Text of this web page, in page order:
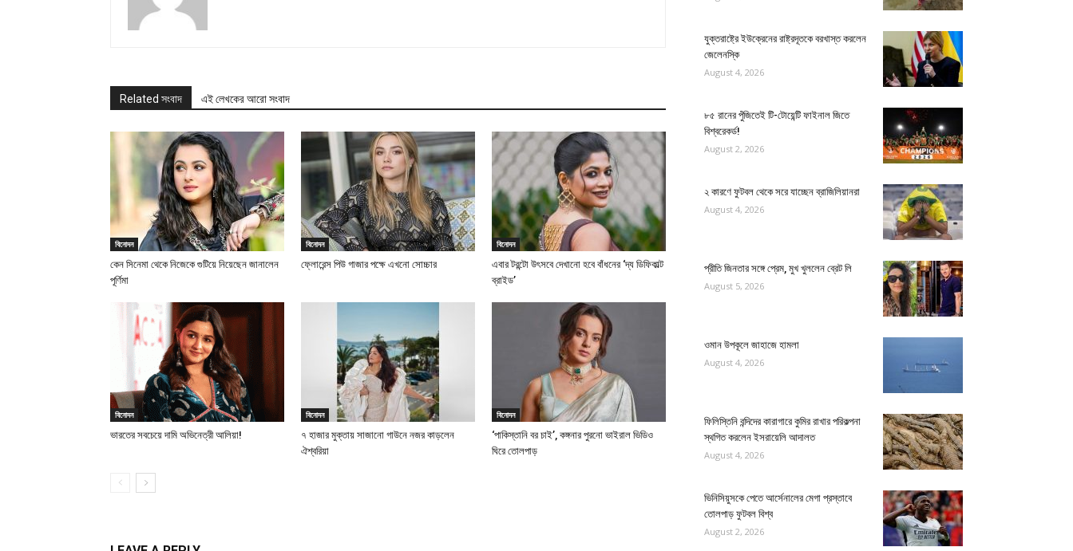
Related সংবাদ এই লেখকের আরো সংবাদ
বিনোদন
কেন সিনেমা থেকে নিজেকে গুটিয়ে নিয়েছেন জানালেন
পূর্ণিমা
বিনোদন
ফ্লোরেন্স পিউ গাজার পক্ষে এখনো সোচ্চার
বিনোদন
এবার টরন্টো উৎসবে দেখানো হবে বাঁধনের ‘দ্য ডিফিকাল্ট
ব্রাইড’
বিনোদন
ভারতের সবচেয়ে দামি অভিনেত্রী আলিয়া!
বিনোদন
৭ হাজার মুক্তায় সাজানো গাউনে নজর কাড়লেন
ঐশ্বরিয়া
বিনোদন
‘পাকিস্তানি বর চাই’, কঙ্গনার পুরনো ভাইরাল ভিডিও
ঘিরে তোলপাড়
যুক্তরাষ্ট্রে ইউক্রেনের রাষ্ট্রদূতকে বরখাস্ত করলেন
জেলেনস্কি
August 4, 2026
৮৫ রানের পুঁজিতেই টি-টোয়েন্টি ফাইনাল জিতে
বিশ্বরেকর্ড!
August 2, 2026
২ কারণে ফুটবল থেকে সরে যাচ্ছেন ব্রাজিলিয়ানরা
August 4, 2026
প্রীতি জিনতার সঙ্গে প্রেম, মুখ খুললেন ব্রেট লি
August 5, 2026
ওমান উপকূলে জাহাজে হামলা
August 4, 2026
ফিলিস্তিনি বন্দিদের কারাগারে কুমির রাখার পরিকল্পনা
স্থগিত করলেন ইসরায়েলি আদালত
August 4, 2026
ভিনিসিয়ুসকে পেতে আর্সেনালের মেগা প্রস্তাবে
তোলপাড় ফুটবল বিশ্ব
August 2, 2026